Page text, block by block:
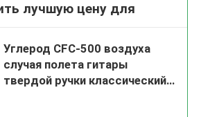
лучшую цену для
Углерод CFC-500 воздуха
случая полета гитары
твердой ручки классический